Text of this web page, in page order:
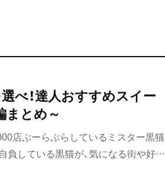
べ！達人おすすめスイー
まとめ～
店ぶーらぶらしているミスター黒猫
負している黒猫が、気になる街や好き
ご紹介します。今回は、東京駅で購